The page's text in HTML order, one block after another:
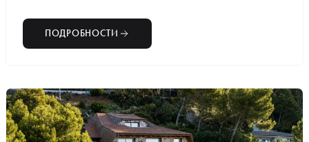
ПОДРОБНОСТИ